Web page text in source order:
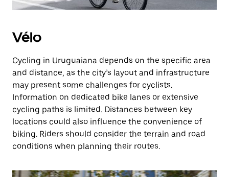
Vélo
Cycling in Uruguaiana depends on the specific area
and distance, as the city’s layout and infrastructure
may present some challenges for cyclists.
Information on dedicated bike lanes or extensive
cycling paths is limited. Distances between key
locations could also influence the convenience of
biking. Riders should consider the terrain and road
conditions when planning their routes.